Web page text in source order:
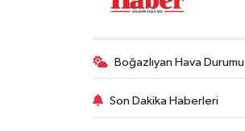
Boğazlıyan Hava Durumu
Son Dakika Haberleri